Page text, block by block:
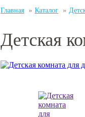
Главная » Каталог »
Детская